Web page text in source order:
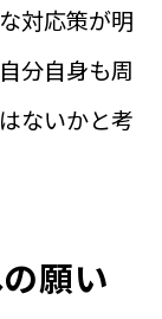
対応策が明
分自身も周
ないかと考
願い